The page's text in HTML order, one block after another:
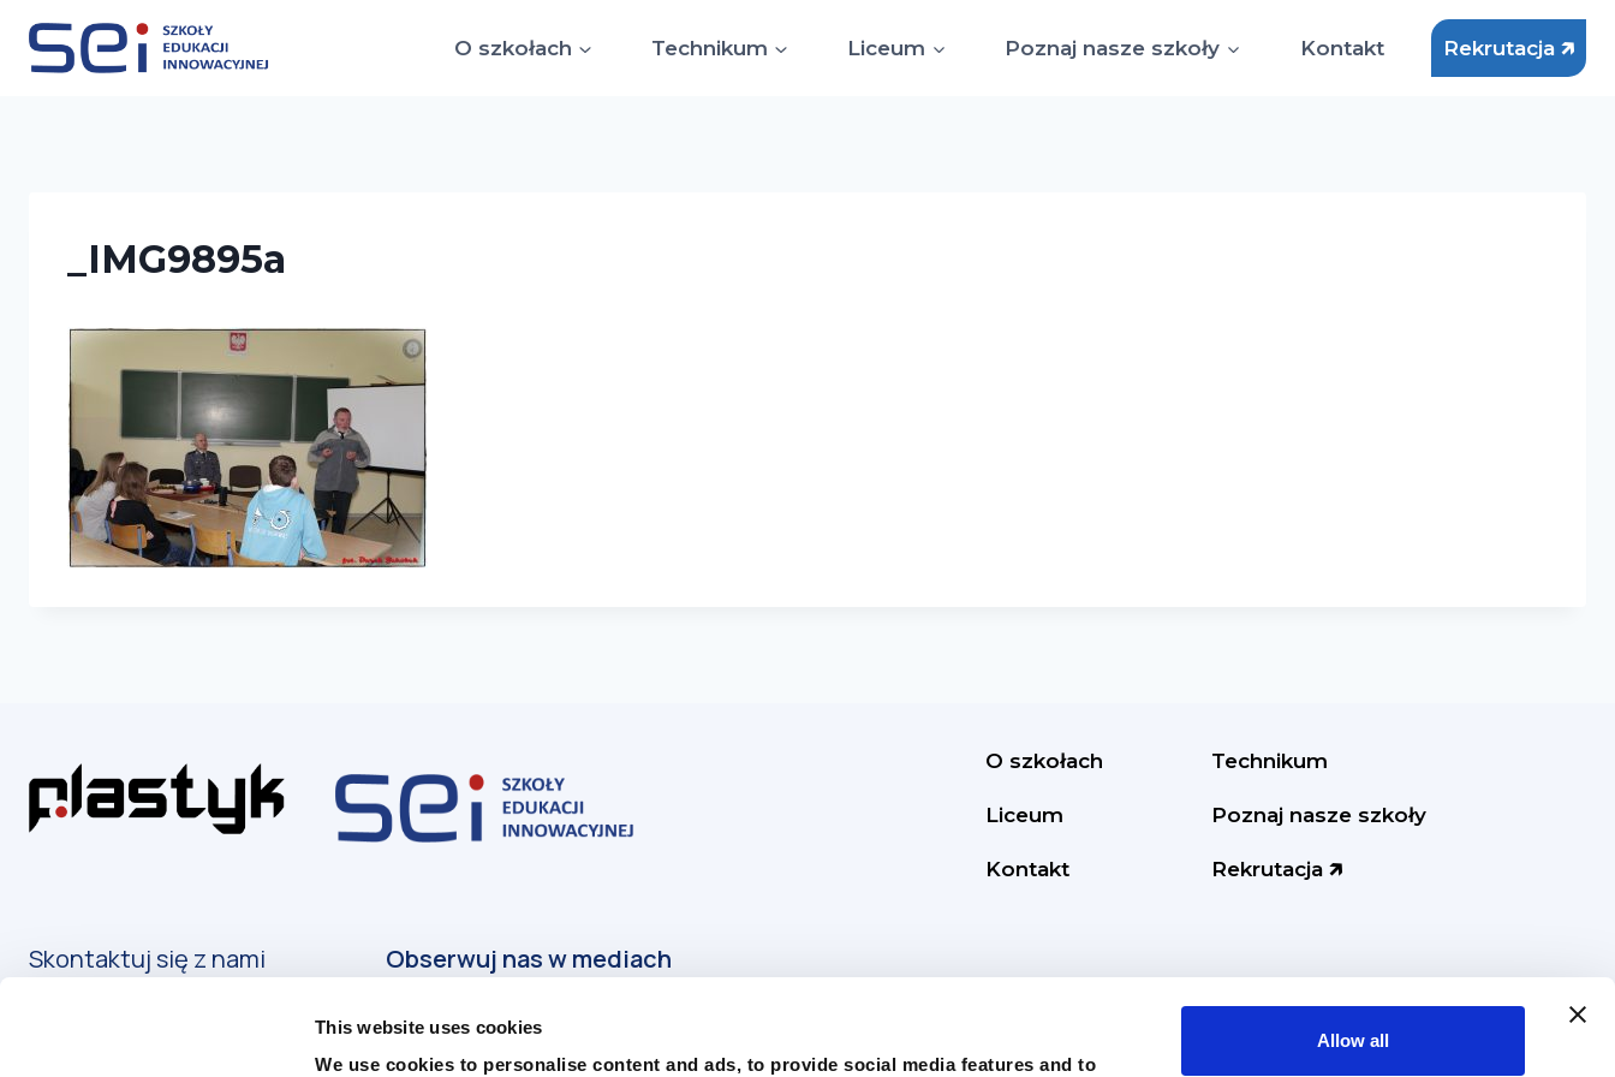
This website uses cookies
We use cookies to personalise content and ads, to provide social media features and to
Allow all
treści
O szkołach Technikum Liceum Poznaj nasze szkoły Kontakt Rekrutacja 🡵
_IMG9895a
O szkołach Technikum
Liceum Poznaj nasze szkoły
Kontakt Rekrutacja 🡵
Skontaktuj się z nami